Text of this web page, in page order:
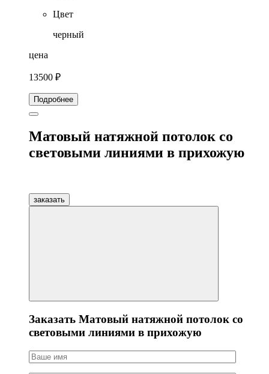
Цвет
черный
цена
13500 ₽
Подробнее
Матовый натяжной потолок со
световыми линиями в прихожую
заказать
Заказать Матовый натяжной потолок со
световыми линиями в прихожую